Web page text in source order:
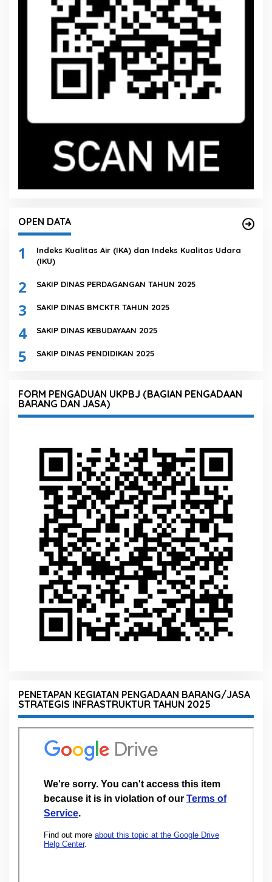
OPEN DATA
1
Indeks Kualitas Air (IKA) dan Indeks Kualitas Udara
(IKU)
2 SAKIP DINAS PERDAGANGAN TAHUN 2025
3 SAKIP DINAS BMCKTR TAHUN 2025
4 SAKIP DINAS KEBUDAYAAN 2025
5 SAKIP DINAS PENDIDIKAN 2025
FORM PENGADUAN UKPBJ (BAGIAN PENGADAAN
BARANG DAN JASA)
PENETAPAN KEGIATAN PENGADAAN BARANG/JASA
STRATEGIS INFRASTRUKTUR TAHUN 2025